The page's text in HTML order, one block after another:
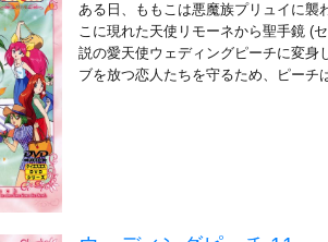
ある日、ももこは悪魔族プリュイに襲
こに現れた天使リモーネから聖手鏡 (
説の愛天使ウェディングピーチに変身
ブを放つ恋人たちを守るため、ピー